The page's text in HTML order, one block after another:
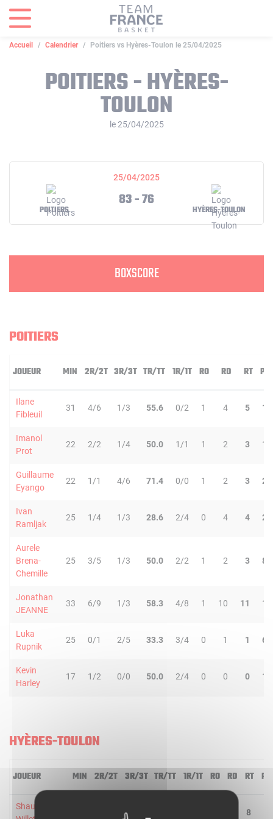
Accueil Calendrier Poitiers vs Hyères-Toulon le 25/04/2025
POITIERS - HYÈRES-
TOULON
le 25/04/2025
25/04/2025
POITIERS
83 - 76
HYÈRES-TOULON
BOXSCORE
POITIERS
JOUEUR MIN 2R/2T 3R/3T TR/TT 1R/1T RO RD RT PD
Ilane
Fibleuil
31 4/6 1/3 55.6 0/2 1 4 5 1
Imanol
Prot
22 2/2 1/4 50.0 1/1 1 2 3 1
Guillaume
Eyango
22 1/1 4/6 71.4 0/0 1 2 3 2
Ivan
Ramljak
25 1/4 1/3 28.6 2/4 0 4 4 2
Aurele
Brena-
Chemille
25 3/5 1/3 50.0 2/2 1 2 3 8
Jonathan
JEANNE
33 6/9 1/3 58.3 4/8 1 10 11 1
Luka
Rupnik
25 0/1 2/5 33.3 3/4 0 1 1 6
Kevin
Harley
17 1/2 0/0 50.0 2/4 0 0 0 1
HYÈRES-TOULON
JOUEUR MIN 2R/2T 3R/3T TR/TT 1R/1T RO RD RT PD
Shaun
8
Panneau de gestion des cookies